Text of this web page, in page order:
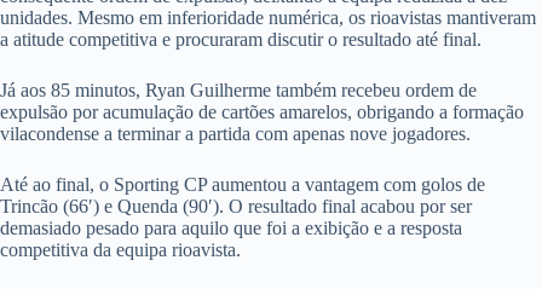
unidades. Mesmo em inferioridade numérica, os rioavistas mantiveram
a atitude competitiva e procuraram discutir o resultado até final.
Já aos 85 minutos, Ryan Guilherme também recebeu ordem de
expulsão por acumulação de cartões amarelos, obrigando a formação
vilacondense a terminar a partida com apenas nove jogadores.
Até ao final, o Sporting CP aumentou a vantagem com golos de
Trincão (66′) e Quenda (90′). O resultado final acabou por ser
demasiado pesado para aquilo que foi a exibição e a resposta
competitiva da equipa rioavista.